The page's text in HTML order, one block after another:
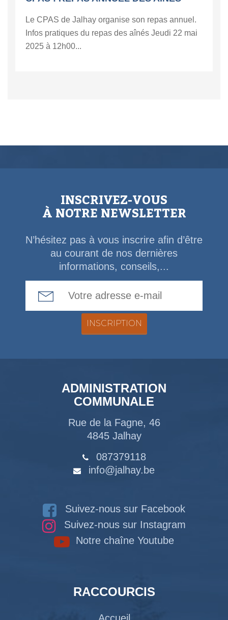
Le CPAS de Jalhay organise son repas annuel.
Infos pratiques du repas des aînés Jeudi 22 mai
2025 à 12h00...
INSCRIVEZ-VOUS
À NOTRE NEWSLETTER
N’hésitez pas à vous inscrire afin d’être
au courant de nos dernières
informations, conseils,...
ADMINISTRATION
COMMUNALE
Rue de la Fagne, 46
4845 Jalhay
087379118
info@jalhay.be
Suivez-nous sur Facebook
Suivez-nous sur Instagram
Notre chaîne Youtube
RACCOURCIS
Accueil